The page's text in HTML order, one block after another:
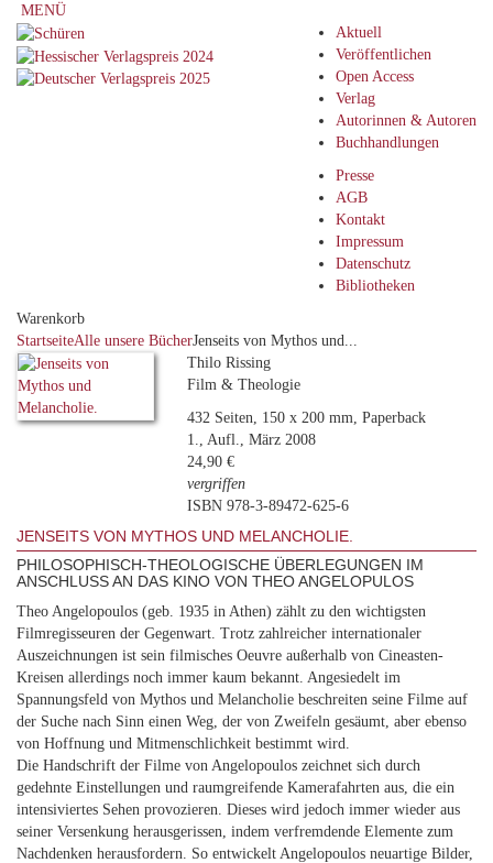
MENÜ
Aktuell
Veröffentlichen
Open Access
Verlag
Autorinnen & Autoren
Buchhandlungen
Presse
AGB
Kontakt
Impressum
Datenschutz
Bibliotheken
Warenkorb
StartseiteAlle unsere BücherJenseits von Mythos und...
Thilo Rissing
Film & Theologie
432 Seiten, 150 x 200 mm, Paperback
1., Aufl., März 2008
24,90 €
vergriffen
ISBN 978-3-89472-625-6
JENSEITS VON MYTHOS UND MELANCHOLIE.
PHILOSOPHISCH-THEOLOGISCHE ÜBERLEGUNGEN IM
ANSCHLUSS AN DAS KINO VON THEO ANGELOPULOS
Theo Angelopoulos (geb. 1935 in Athen) zählt zu den wichtigsten
Filmregisseuren der Gegenwart. Trotz zahlreicher internationaler
Auszeichnungen ist sein filmisches Oeuvre außerhalb von Cineasten-
Kreisen allerdings noch immer kaum bekannt. Angesiedelt im
Spannungsfeld von Mythos und Melancholie beschreiten seine Filme auf
der Suche nach Sinn einen Weg, der von Zweifeln gesäumt, aber ebenso
von Hoffnung und Mitmenschlichkeit bestimmt wird.
Die Handschrift der Filme von Angelopoulos zeichnet sich durch
gedehnte Einstellungen und raumgreifende Kamerafahrten aus, die ein
intensiviertes Sehen provozieren. Dieses wird jedoch immer wieder aus
seiner Versenkung herausgerissen, indem verfremdende Elemente zum
Nachdenken herausfordern. So entwickelt Angelopoulos neuartige Bilder,